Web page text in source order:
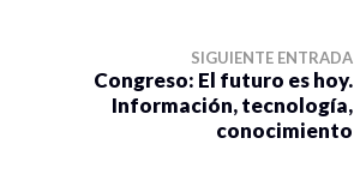
SIGUIENTE ENTRADA
Congreso: El futuro es hoy.
Información, tecnología,
conocimiento